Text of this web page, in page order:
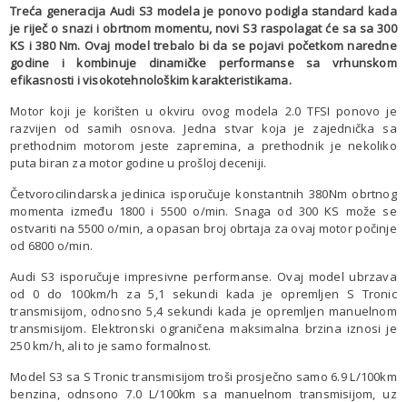
Treća generacija Audi S3 modela je ponovo podigla standard kada
je riječ o snazi i obrtnom momentu, novi S3 raspolagat će sa sa 300
KS i 380 Nm. Ovaj model trebalo bi da se pojavi početkom naredne
godine i kombinuje dinamičke performanse sa vrhunskom
efikasnosti i visokotehnološkim karakteristikama.
Motor koji je korišten u okviru ovog modela 2.0 TFSI ponovo je
razvijen od samih osnova. Jedna stvar koja je zajednička sa
prethodnim motorom jeste zapremina, a prethodnik je nekoliko
puta biran za motor godine u prošloj deceniji.
Četvorocilindarska jedinica isporučuje konstantnih 380Nm obrtnog
momenta između 1800 i 5500 o/min. Snaga od 300 KS može se
ostvariti na 5500 o/min, a opasan broj obrtaja za ovaj motor počinje
od 6800 o/min.
Audi S3 isporučuje impresivne performanse. Ovaj model ubrzava
od 0 do 100km/h za 5,1 sekundi kada je opremljen S Tronic
transmisijom, odnosno 5,4 sekundi kada je opremljen manuelnom
transmisijom. Elektronski ograničena maksimalna brzina iznosi je
250 km/h, ali to je samo formalnost.
Model S3 sa S Tronic transmisijom troši prosječno samo 6.9 L/100km
benzina, odnsono 7.0 L/100km sa manuelnom transmisijom, uz